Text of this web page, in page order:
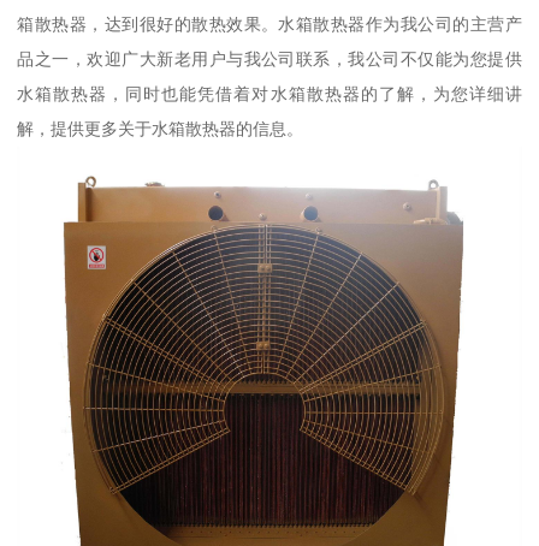
箱散热器，达到很好的散热效果。水箱散热器作为我公司的主营产
品之一，欢迎广大新老用户与我公司联系，我公司不仅能为您提供
水箱散热器，同时也能凭借着对水箱散热器的了解，为您详细讲
解，提供更多关于水箱散热器的信息。